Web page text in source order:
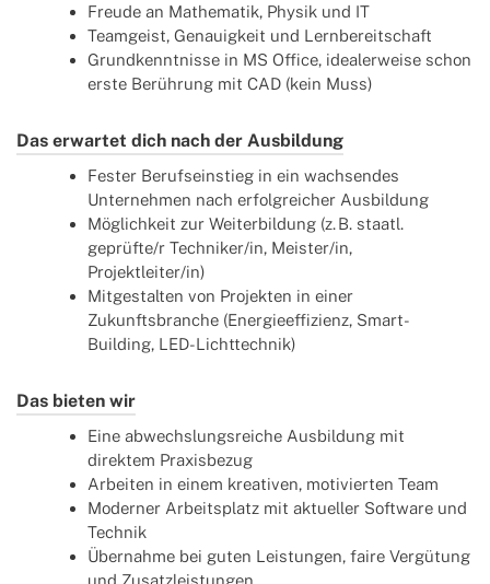
Freude an Mathematik, Physik und IT
Teamgeist, Genauigkeit und Lernbereitschaft
Grundkenntnisse in MS Office, idealerweise schon
erste Berührung mit CAD (kein Muss)
Das erwartet dich nach der Ausbildung
Fester Berufseinstieg in ein wachsendes
Unternehmen nach erfolgreicher Ausbildung
Möglichkeit zur Weiterbildung (z. B. staatl.
geprüfte/r Techniker/in, Meister/in,
Projektleiter/in)
Mitgestalten von Projekten in einer
Zukunftsbranche (Energieeffizienz, Smart-
Building, LED-Lichttechnik)
Das bieten wir
Eine abwechslungsreiche Ausbildung mit
direktem Praxisbezug
Arbeiten in einem kreativen, motivierten Team
Moderner Arbeitsplatz mit aktueller Software und
Technik
Übernahme bei guten Leistungen, faire Vergütung
und Zusatzleistungen